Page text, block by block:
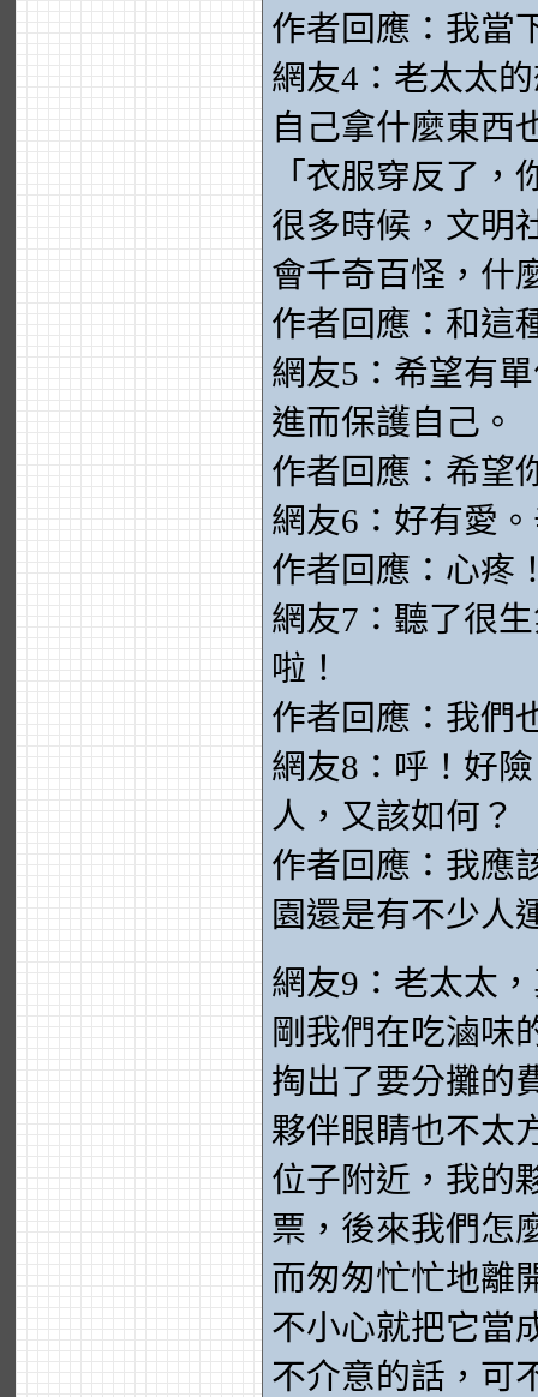
作者回應：我當
網友4：老太太
自己拿什麼東西
「衣服穿反了
很多時候，文明
會千奇百怪，什
作者回應：和這
網友5：希望有
進而保護自己。
作者回應：希望
網友6：好有愛
作者回應：心疼
網友7：聽了很
啦！
作者回應：我們
網友8：呼！好
人，又該如何？
作者回應：我應
園還是有不少人
網友9：老太太
剛我們在吃滷味
掏出了要分攤的
夥伴眼睛也不太
位子附近，我的
票，後來我們怎
而匆匆忙忙地離
不小心就把它當
不介意的話，可